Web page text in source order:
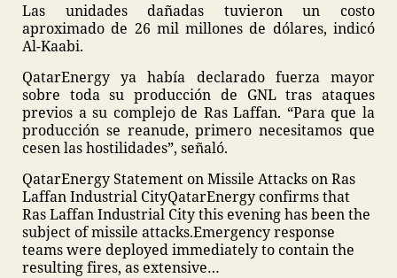
Las unidades dañadas tuvieron un costo
aproximado de 26 mil millones de dólares, indicó
Al-Kaabi.
QatarEnergy ya había declarado fuerza mayor
sobre toda su producción de GNL tras ataques
previos a su complejo de Ras Laffan. “Para que la
producción se reanude, primero necesitamos que
cesen las hostilidades”, señaló.
QatarEnergy Statement on Missile Attacks on Ras
Laffan Industrial CityQatarEnergy confirms that
Ras Laffan Industrial City this evening has been the
subject of missile attacks.Emergency response
teams were deployed immediately to contain the
resulting fires, as extensive…